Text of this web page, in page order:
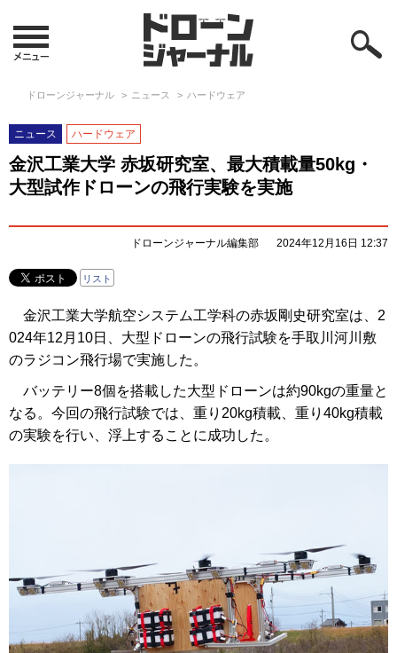
ドローンジャーナル ニュース ハードウェア
ニュース ハードウェア
金沢工業大学 赤坂研究室、最大積載量50kg・
大型試作ドローンの飛行実験を実施
ドローンジャーナル編集部 2024年12月16日 12:37
リスト
金沢工業大学航空システム工学科の赤坂剛史研究室は、2
024年12月10日、大型ドローンの飛行試験を手取川河川敷
のラジコン飛行場で実施した。
バッテリー8個を搭載した大型ドローンは約90kgの重量と
なる。今回の飛行試験では、重り20kg積載、重り40kg積載
の実験を行い、浮上することに成功した。